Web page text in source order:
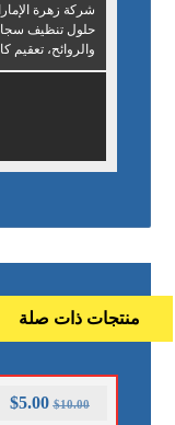
شركة زهرة
حلول تنظيف سجاد
والروائح، تعقيم
منتجات ذات صلة
$10.00
$5.00